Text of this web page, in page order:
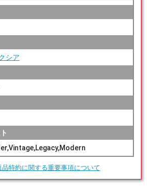
シア
品特約に関する重要事項について